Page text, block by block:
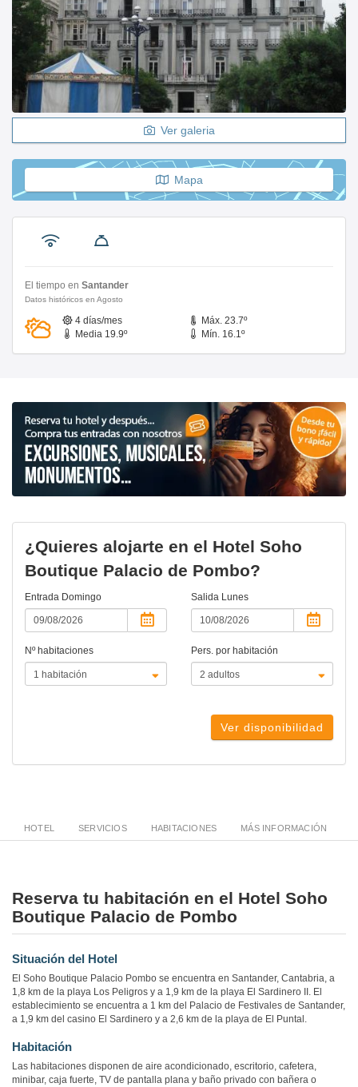
Ver galeria
Mapa
El tiempo en Santander
Datos históricos en Agosto
4 días/mes
Máx. 23.7º
Media 19.9º
Mín. 16.1º
¿Quieres alojarte en el Hotel Soho
Boutique Palacio de Pombo?
Entrada Domingo Salida Lunes
Nº habitaciones Pers. por habitación
Ver disponibilidad
HOTEL SERVICIOS HABITACIONES MÁS INFORMACIÓN
Reserva tu habitación en el Hotel Soho
Boutique Palacio de Pombo
Situación del Hotel
El Soho Boutique Palacio Pombo se encuentra en Santander, Cantabria, a
1,8 km de la playa Los Peligros y a 1,9 km de la playa El Sardinero II. El
establecimiento se encuentra a 1 km del Palacio de Festivales de Santander,
a 1,9 km del casino El Sardinero y a 2,6 km de la playa de El Puntal.
Habitación
Las habitaciones disponen de aire acondicionado, escritorio, cafetera,
minibar, caja fuerte, TV de pantalla plana y baño privado con bañera o